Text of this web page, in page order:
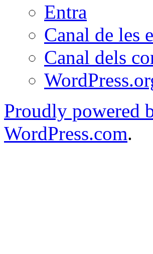
Entra
Canal de les
Canal dels
Proudly powered
WordPress.com.